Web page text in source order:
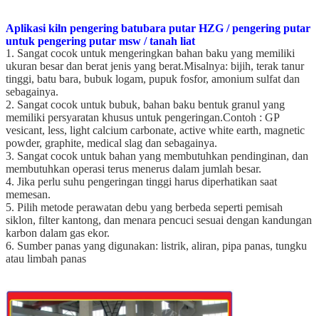
Aplikasi kiln pengering batubara putar HZG / pengering putar
untuk pengering putar msw / tanah liat
1. Sangat cocok untuk mengeringkan bahan baku yang memiliki
ukuran besar dan berat jenis yang berat.Misalnya: bijih, terak tanur
tinggi, batu bara, bubuk logam, pupuk fosfor, amonium sulfat dan
sebagainya.
2. Sangat cocok untuk bubuk, bahan baku bentuk granul yang
memiliki persyaratan khusus untuk pengeringan.Contoh : GP
vesicant, less, light calcium carbonate, active white earth, magnetic
powder, graphite, medical slag dan sebagainya.
3. Sangat cocok untuk bahan yang membutuhkan pendinginan, dan
membutuhkan operasi terus menerus dalam jumlah besar.
4. Jika perlu suhu pengeringan tinggi harus diperhatikan saat
memesan.
5. Pilih metode perawatan debu yang berbeda seperti pemisah
siklon, filter kantong, dan menara pencuci sesuai dengan kandungan
karbon dalam gas ekor.
6. Sumber panas yang digunakan: listrik, aliran, pipa panas, tungku
atau limbah panas